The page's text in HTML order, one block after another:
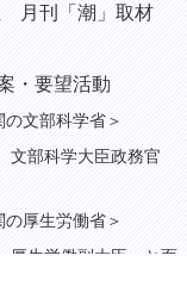
刊「潮」取材
・要望活動
文部科学省＞
部科学大臣政務官
厚生労働省＞
生労働副大臣 と面